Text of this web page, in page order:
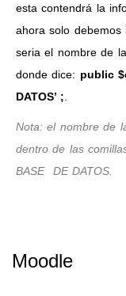
esta contendrá la
ahora solo
seria el nombre de
donde dice: public
DATOS’ ;
Nota: el nombre de
dentro de las
BASE DE DATOS.
Moodle